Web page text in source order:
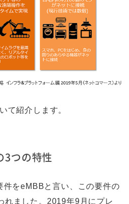
て紹介します。
3つの特性
件をeMBBと言い、この要件の
れました。2019年9月にプレ